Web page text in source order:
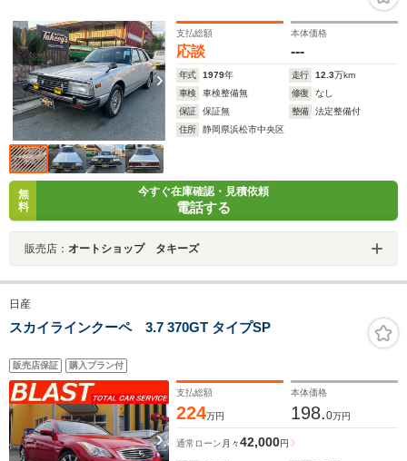
支払総額
応談
本体価格
---
年式 1979年 走行 12.3万km
車検
車検整備無 修復
なし
保証
保証無 整備
法定整備付
住所
静岡県浜松市中央区
無
料
今すぐ在庫確認・見積依頼
電話する
販売店： オートショップ タキーズ
日産
スカイラインクーペ 3.7 370GT タイプSP
販売店保証 購入プラン付
支払総額
224万円
本体価格
198.0万円
通常ローン 月々42,000円